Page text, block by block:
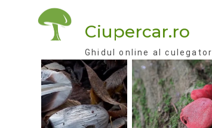
Ciupercar.ro
Ghidul online al